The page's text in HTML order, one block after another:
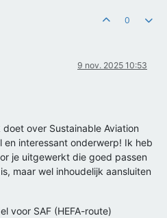
0
9 nov. 2025 10:53
over Sustainable Aviation
en interessant onderwerp! Ik heb
je uitgewerkt die goed passen
maar wel inhoudelijk aansluiten
voor SAF (HEFA-route)